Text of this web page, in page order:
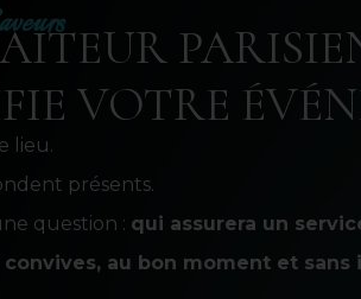
VOTRE
lieu.
présents.
question : qui assurera un
au bon moment et sans